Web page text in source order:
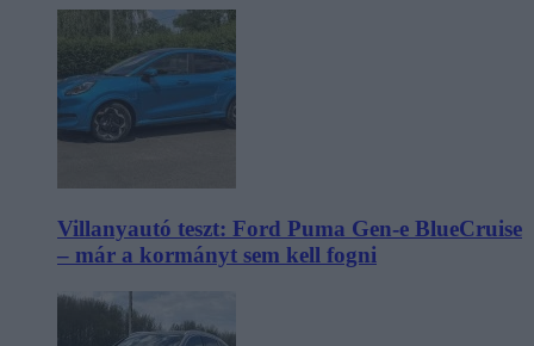
Villanyautó teszt: Ford Puma Gen-e BlueCruise
– már a kormányt sem kell fogni